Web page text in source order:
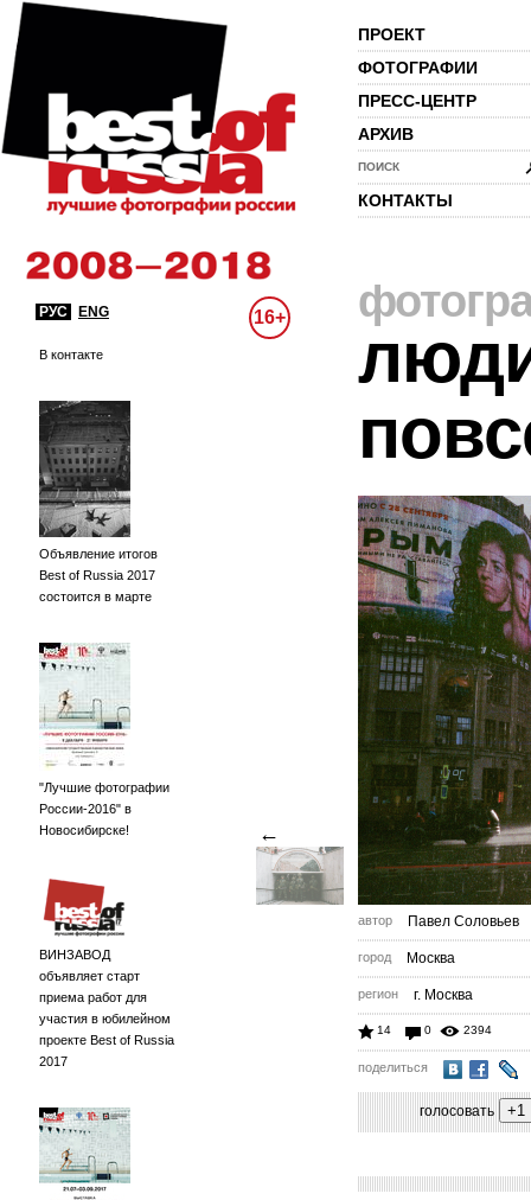
ПРОЕКТ
ФОТОГРАФИИ
ПРЕСС-ЦЕНТР
АРХИВ
ПОИСК
КОНТАКТЫ
РУС ENG 16+
В контакте
Объявление итогов
Best of Russia 2017
состоится в марте
"Лучшие фотографии
России-2016" в
Новосибирске!
ВИНЗАВОД
объявляет старт
приема работ для
участия в юбилейном
проекте Best of Russia
2017
←
автор Павел Соловьев
город Москва
регион г. Москва
14 0 2394
поделиться
голосовать